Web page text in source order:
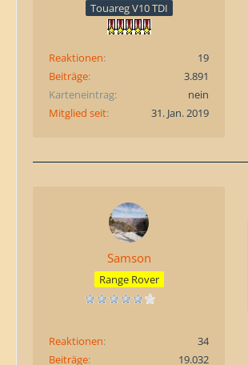
Touareg V10 TDI
Reaktionen
19
Beiträge
3.891
Karteneintrag
nein
Mitglied seit
31. Jan. 2019
Samson
Range Rover
Reaktionen
34
Beiträge
19.032